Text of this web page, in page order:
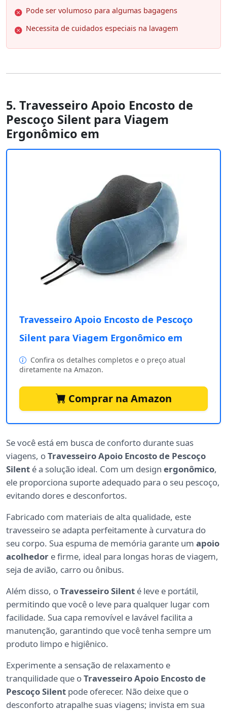
Pode ser volumoso para algumas bagagens
Necessita de cuidados especiais na lavagem
5. Travesseiro Apoio Encosto de
Pescoço Silent para Viagem
Ergonômico em
Travesseiro Apoio Encosto de Pescoço
Silent para Viagem Ergonômico em
Confira os detalhes completos e o preço atual
diretamente na Amazon.
Comprar na Amazon
Se você está em busca de conforto durante suas
viagens, oTravesseiro Apoio Encosto de Pescoço
Silent é a solução ideal. Com um design ergonômico,
ele proporciona suporte adequado para o seu pescoço,
evitando dores e desconfortos.
Fabricado com materiais de alta qualidade, este
travesseiro se adapta perfeitamente à curvatura do
seu corpo. Sua espuma de memória garante um apoio
acolhedor e firme, ideal para longas horas de viagem,
seja de avião, carro ou ônibus.
Além disso, oTravesseiro Silent é leve e portátil,
permitindo que você o leve para qualquer lugar com
facilidade. Sua capa removível e lavável facilita a
manutenção, garantindo que você tenha sempre um
produto limpo e higiênico.
Experimente a sensação de relaxamento e
tranquilidade que oTravesseiro Apoio Encosto de
Pescoço Silent pode oferecer. Não deixe que o
desconforto atrapalhe suas viagens; invista em sua